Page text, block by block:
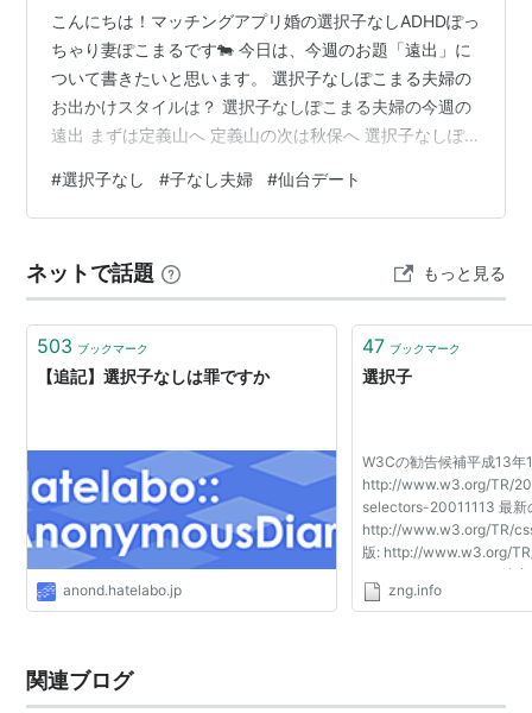
こんにちは！マッチングアプリ婚の選択子なしADHDぽっ
ちゃり妻ぽこまるです🐄 今日は、今週のお題「遠出」に
ついて書きたいと思います。 選択子なしぽこまる夫婦の
お出かけスタイルは？ 選択子なしぽこまる夫婦の今週の
遠出 まずは定義山へ 定義山の次は秋保へ 選択子なしぽ
かけスタイルは？ わたしたち夫婦は、週2日の休みのう
ちどちらかは出かけるようにしています。というのも、
して外に出ないとゲームばかりすることになってしまう
からです💦 ちなみに我が家は夫婦そろって早起きさんな
ので、いつも午前中に出かけて午…
#選択子なし #子なし夫婦 #仙台デート
ネットで話題 もっと見る
503 ブックマーク
【追記】選択子なしは罪ですか
anond.hatelabo.jp
47 ブックマーク
選択子
W3Cの勧告候補平成13年
http://www.w3.org/TR/
selectors-20011113 最新
http://www.w3.org/TR/
版: http://www.w3.org/
selectors-20010126 編
(Netscape/AOL) Tantek
zng.info
関連ブログ